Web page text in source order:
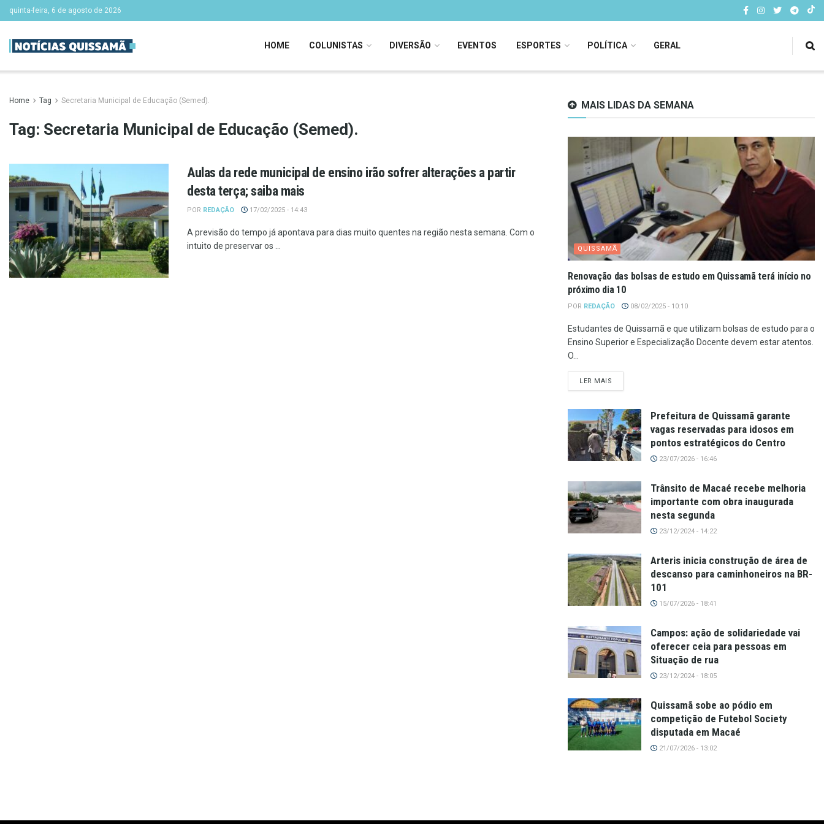
quinta-feira, 6 de agosto de 2026
HOME COLUNISTAS DIVERSÃO EVENTOS ESPORTES POLÍTICA GERAL
Home Tag Secretaria Municipal de Educação (Semed).
Tag: Secretaria Municipal de Educação (Semed).
Aulas da rede municipal de ensino irão sofrer alterações a partir
desta terça; saiba mais
POR REDAÇÃO 17/02/2025 - 14:43
A previsão do tempo já apontava para dias muito quentes na região nesta semana. Com o
intuito de preservar os ...
MAIS LIDAS DA SEMANA
QUISSAMÃ
Renovação das bolsas de estudo em Quissamã terá início no
próximo dia 10
POR REDAÇÃO 08/02/2025 - 10:10
Estudantes de Quissamã e que utilizam bolsas de estudo para o
Ensino Superior e Especialização Docente devem estar atentos.
O...
LER MAIS
Prefeitura de Quissamã garante
vagas reservadas para idosos em
pontos estratégicos do Centro
23/07/2026 - 16:46
Trânsito de Macaé recebe melhoria
importante com obra inaugurada
nesta segunda
23/12/2024 - 14:22
Arteris inicia construção de área de
descanso para caminhoneiros na BR-
101
15/07/2026 - 18:41
Campos: ação de solidariedade vai
oferecer ceia para pessoas em
Situação de rua
23/12/2024 - 18:05
Quissamã sobe ao pódio em
competição de Futebol Society
disputada em Macaé
21/07/2026 - 13:02